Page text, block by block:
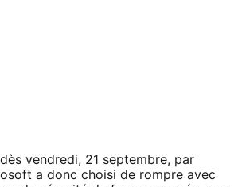
vendredi, 21 septembre, par
a donc choisi de rompre avec